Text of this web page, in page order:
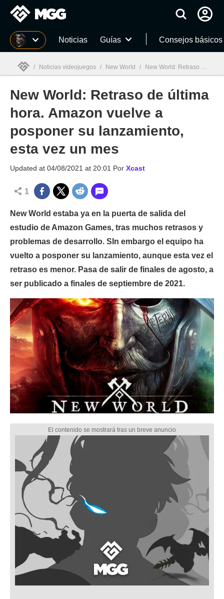
MGG Noticias Guías Consejos básicos
MGG
/ Noticias videojuegos / New World / New World: Retraso de última hora. Amazon vuelve a posponer su lanzamiento, esta vez un mes
New World: Retraso de última
hora. Amazon vuelve a
posponer su lanzamiento,
esta vez un mes
Updated at 04/08/2021 at 20:01 Por Xcast
1
New World estaba ya en la puerta de salida del
estudio de Amazon Games, tras muchos retrasos y
problemas de desarrollo. SIn embargo el equipo ha
vuelto a posponer su lanzamiento, aunque esta vez el
retraso es menor. Pasa de salir de finales de agosto, a
ser publicado a finales de septiembre de 2021.